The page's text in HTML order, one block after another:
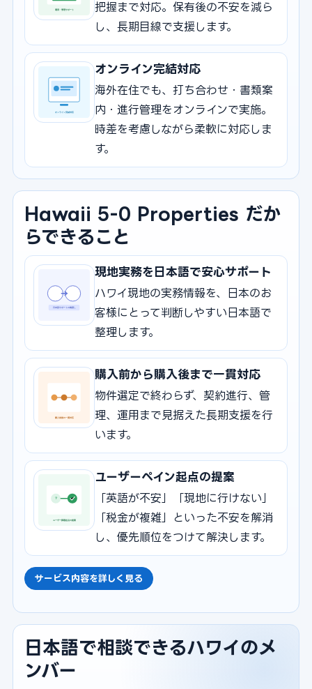
把握まで対応。保有後の不安を減ら
し、長期目線で支援します。
オンライン完結対応
海外在住でも、打ち合わせ・書類案
内・進行管理をオンラインで実施。
時差を考慮しながら柔軟に対応しま
す。
Hawaii 5-0 Properties だか
らできること
現地実務を日本語で安心サポート
ハワイ現地の実務情報を、日本のお
客様にとって判断しやすい日本語で
整理します。
購入前から購入後まで一貫対応
物件選定で終わらず、契約進行、管
理、運用まで見据えた長期支援を行
います。
ユーザーペイン起点の提案
「英語が不安」「現地に行けない」
「税金が複雑」といった不安を解消
し、優先順位をつけて解決します。
サービス内容を詳しく見る
日本語で相談できるハワイのメ
ンバー